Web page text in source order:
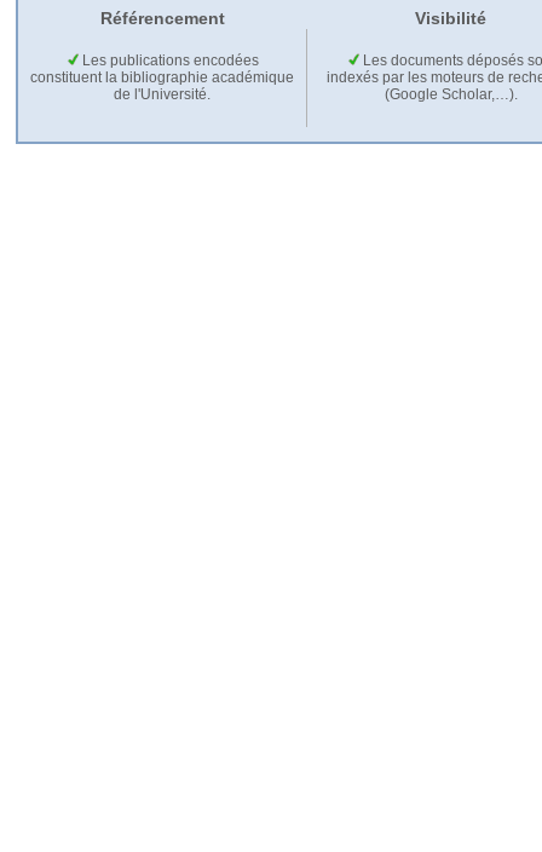
Référencement Visibilité
Les publications encodées
constituent la bibliographie académique
de l'Université.
Les documents déposés
indexés par les moteurs de
(Google Scholar,…).